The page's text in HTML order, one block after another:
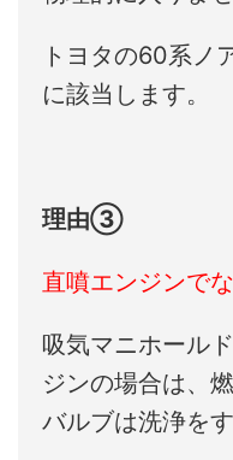
トヨタの60系ノ
に該当します。
理由③
直噴エンジンでな
吸気マニホール
ジンの場合は、
バルブは洗浄を